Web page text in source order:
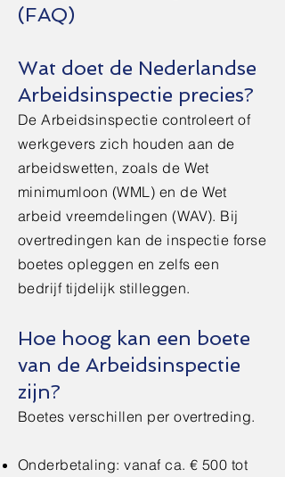
(FAQ)
Wat doet de Nederlandse
Arbeidsinspectie precies?
De Arbeidsinspectie controleert of
werkgevers zich houden aan de
arbeidswetten, zoals de Wet
minimumloon (WML) en de Wet
arbeid vreemdelingen (WAV). Bij
overtredingen kan de inspectie forse
boetes opleggen en zelfs een
bedrijf tijdelijk stilleggen.
Hoe hoog kan een boete
van de Arbeidsinspectie
zijn?
Boetes verschillen per overtreding.
Onderbetaling: vanaf ca. € 500 tot